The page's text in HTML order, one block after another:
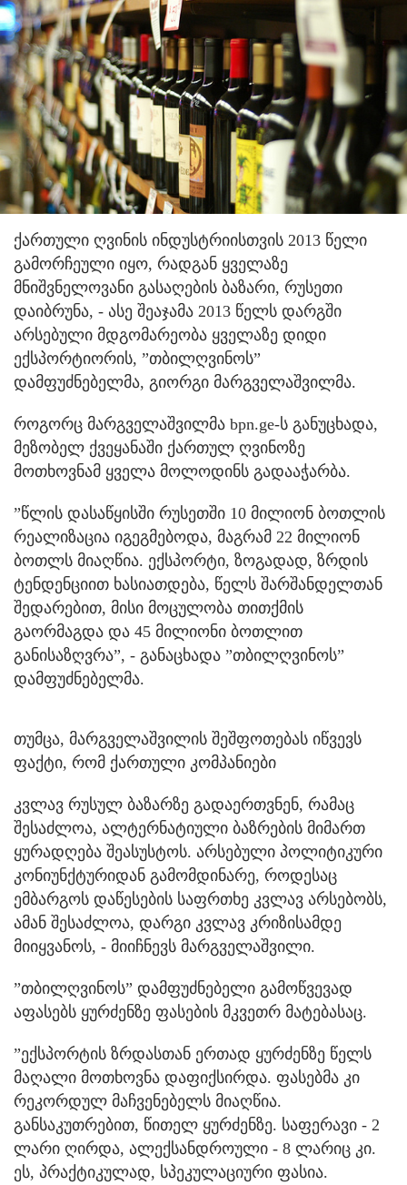
ქართული ღვინის ინდუსტრიისთვის 2013 წელი
გამორჩეული იყო, რადგან ყველაზე
მნიშვნელოვანი გასაღების ბაზარი, რუსეთი
დაიბრუნა, - ასე შეაჯამა 2013 წელს დარგში
არსებული მდგომარეობა ყველაზე დიდი
ექსპორტიორის, ”თბილღვინოს”
დამფუძნებელმა, გიორგი მარგველაშვილმა.
როგორც მარგველაშვილმა bpn.ge-ს განუცხადა,
მეზობელ ქვეყანაში ქართულ ღვინოზე
მოთხოვნამ ყველა მოლოდინს გადააჭარბა.
”წლის დასაწყისში რუსეთში 10 მილიონ ბოთლის
რეალიზაცია იგეგმებოდა, მაგრამ 22 მილიონ
ბოთლს მიაღწია. ექსპორტი, ზოგადად, ზრდის
ტენდენციით ხასიათდება, წელს შარშანდელთან
შედარებით, მისი მოცულობა თითქმის
გაორმაგდა და 45 მილიონი ბოთლით
განისაზღვრა”, - განაცხადა ”თბილღვინოს”
დამფუძნებელმა.
თუმცა, მარგველაშვილის შეშფოთებას იწვევს
ფაქტი, რომ ქართული კომპანიები
კვლავ რუსულ ბაზარზე გადაერთვნენ, რამაც
შესაძლოა, ალტერნატიული ბაზრების მიმართ
ყურადღება შეასუსტოს. არსებული პოლიტიკური
კონიუნქტურიდან გამომდინარე, როდესაც
ემბარგოს დაწესების საფრთხე კვლავ არსებობს,
ამან შესაძლოა, დარგი კვლავ კრიზისამდე
მიიყვანოს, - მიიჩნევს მარგველაშვილი.
”თბილღვინოს” დამფუძნებელი გამოწვევად
აფასებს ყურძენზე ფასების მკვეთრ მატებასაც.
”ექსპორტის ზრდასთან ერთად ყურძენზე წელს
მაღალი მოთხოვნა დაფიქსირდა. ფასებმა კი
რეკორდულ მაჩვენებელს მიაღწია.
განსაკუთრებით, წითელ ყურძენზე. საფერავი - 2
ლარი ღირდა, ალექსანდროული - 8 ლარიც კი.
ეს, პრაქტიკულად, სპეკულაციური ფასია.